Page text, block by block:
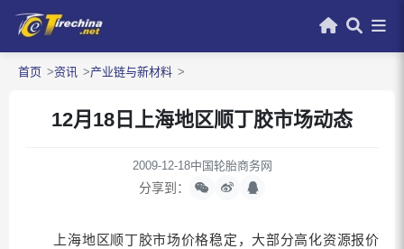
首页 资讯 产业链与新材料
12月18日上海地区顺丁胶市场动态
2009-12-18中国轮胎商务网
分享到：
上海地区顺丁胶市场价格稳定，大部分高化资源报价